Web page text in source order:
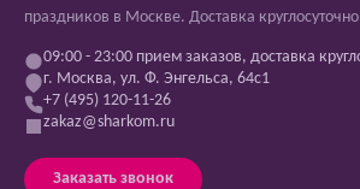
праздников в Москве. Доставка
09:00 - 23:00 прием заказов, доставка
г. Москва, ул. Ф. Энгельса, 64с1
+7 (495) 120-11-26
zakaz@sharkom.ru
Заказать звонок